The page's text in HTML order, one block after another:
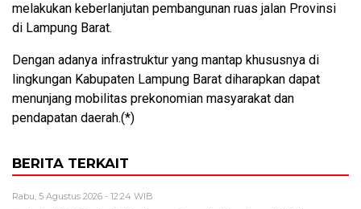
melakukan keberlanjutan pembangunan ruas jalan Provinsi
di Lampung Barat.
Dengan adanya infrastruktur yang mantap khususnya di
lingkungan Kabupaten Lampung Barat diharapkan dapat
menunjang mobilitas prekonomian masyarakat dan
pendapatan daerah.(*)
BERITA TERKAIT
Rabu, 5 Agustus 2026 - 12:24 WIB